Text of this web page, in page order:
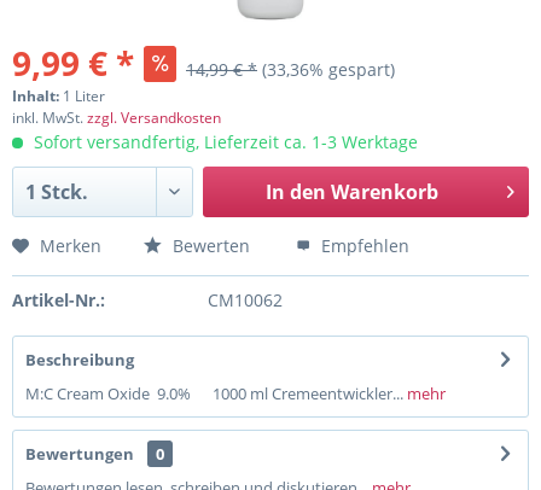
9,99 € * 14,99 € * (33,36% gespart)
Inhalt: 1 Liter
inkl. MwSt.zzgl. Versandkosten
Sofort versandfertig, Lieferzeit ca. 1-3 Werktage
In den Warenkorb
Merken Bewerten Empfehlen
Artikel-Nr.: CM10062
Beschreibung
M:C Cream Oxide 9.0% 1000 ml Cremeentwickler... mehr
Bewertungen
0